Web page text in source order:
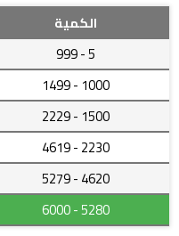
الكمية
5
- 999
1000
- 1499
1500
- 2229
2230
- 4619
4620
- 5279
5280
- 6000
مميزة
أفضل
المنسوجات